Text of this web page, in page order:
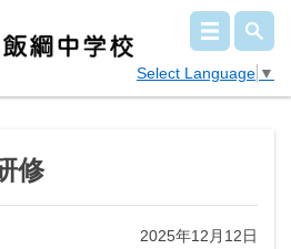
Select Language ▼
修
2025年12月12日